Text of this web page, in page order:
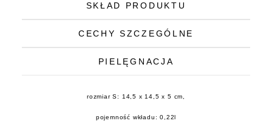
SKŁAD PRODUKTU
CECHY SZCZEGÓLNE
PIELĘGNACJA
rozmiar S: 14,5 x 14,5 x 5 cm,
pojemność wkładu: 0,22l